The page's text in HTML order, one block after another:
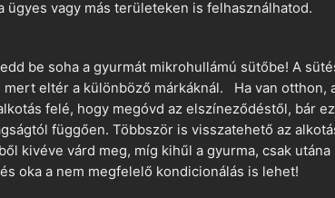
vagy más területeken is felhasználhatod.
be soha a gyurmát mikrohullámú sütőbe! A
eltér a különböző márkáknál. Ha van otthon,
felé, hogy megóvd az elszíneződéstől, bár
függően. Többször is visszatehető az
kivéve várd meg, míg kihűl a gyurma, csak
oka a nem megfelelő kondicionálás is lehet!